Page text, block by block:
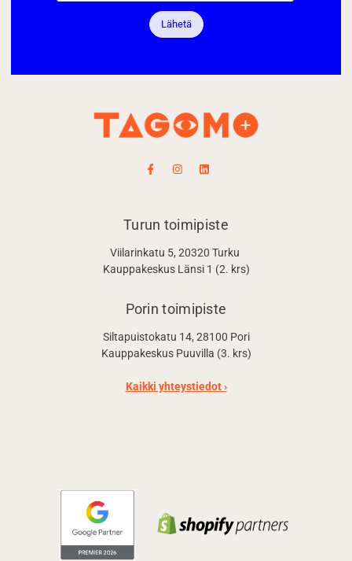
Lähetä
Turun toimipiste
Viilarinkatu 5, 20320 Turku
Kauppakeskus Länsi 1 (2. krs)
Porin toimipiste
Siltapuistokatu 14, 28100 Pori
Kauppakeskus Puuvilla (3. krs)
Kaikki yhteystiedot ›